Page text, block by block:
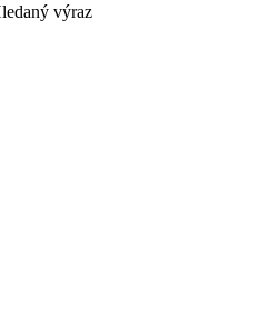
výraz